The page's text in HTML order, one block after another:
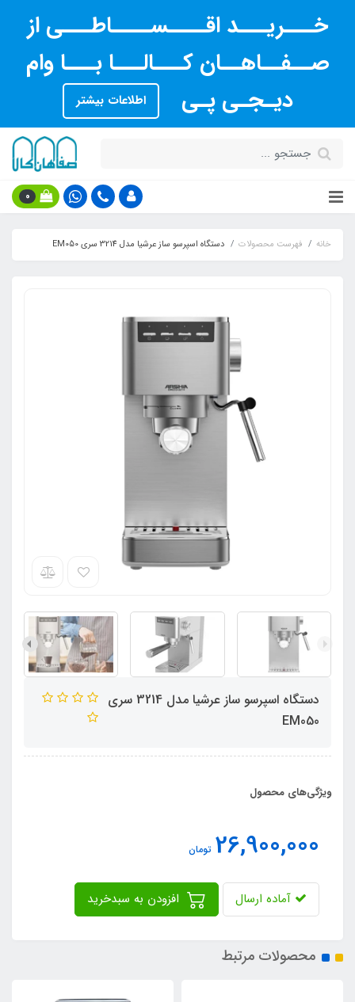
خـــریـــد اقــــســــاطـــی از
صــفــاهــان کـــالـــا بـــا وام
دیـجـی پـی
اطلاعات بیشتر
0
خانه فهرست محصولات دستگاه اسپرسو ساز عرشیا مدل 3214 سری EM050
دستگاه اسپرسو ساز عرشیا مدل 3214 سری
EM050
ویژگی‌های محصول
26,900,000 تومان
آماده ارسال
محصولات مرتبط